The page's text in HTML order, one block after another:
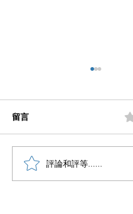
小红书五个痛点谁懂啊
留言
評論和評等......